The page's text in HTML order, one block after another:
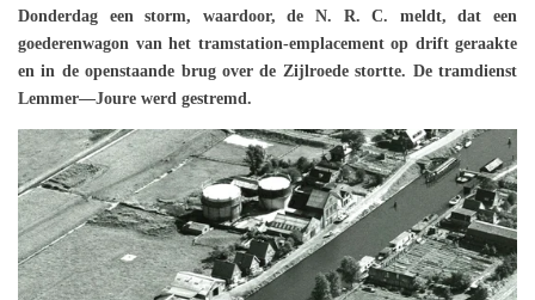
Donderdag een storm, waardoor, de N. R. C. meldt, dat een
goederenwagon van het tramstation-emplacement op drift geraakte
en in de openstaande brug over de Zijlroede stortte. De tramdienst
Lemmer—Joure werd gestremd.